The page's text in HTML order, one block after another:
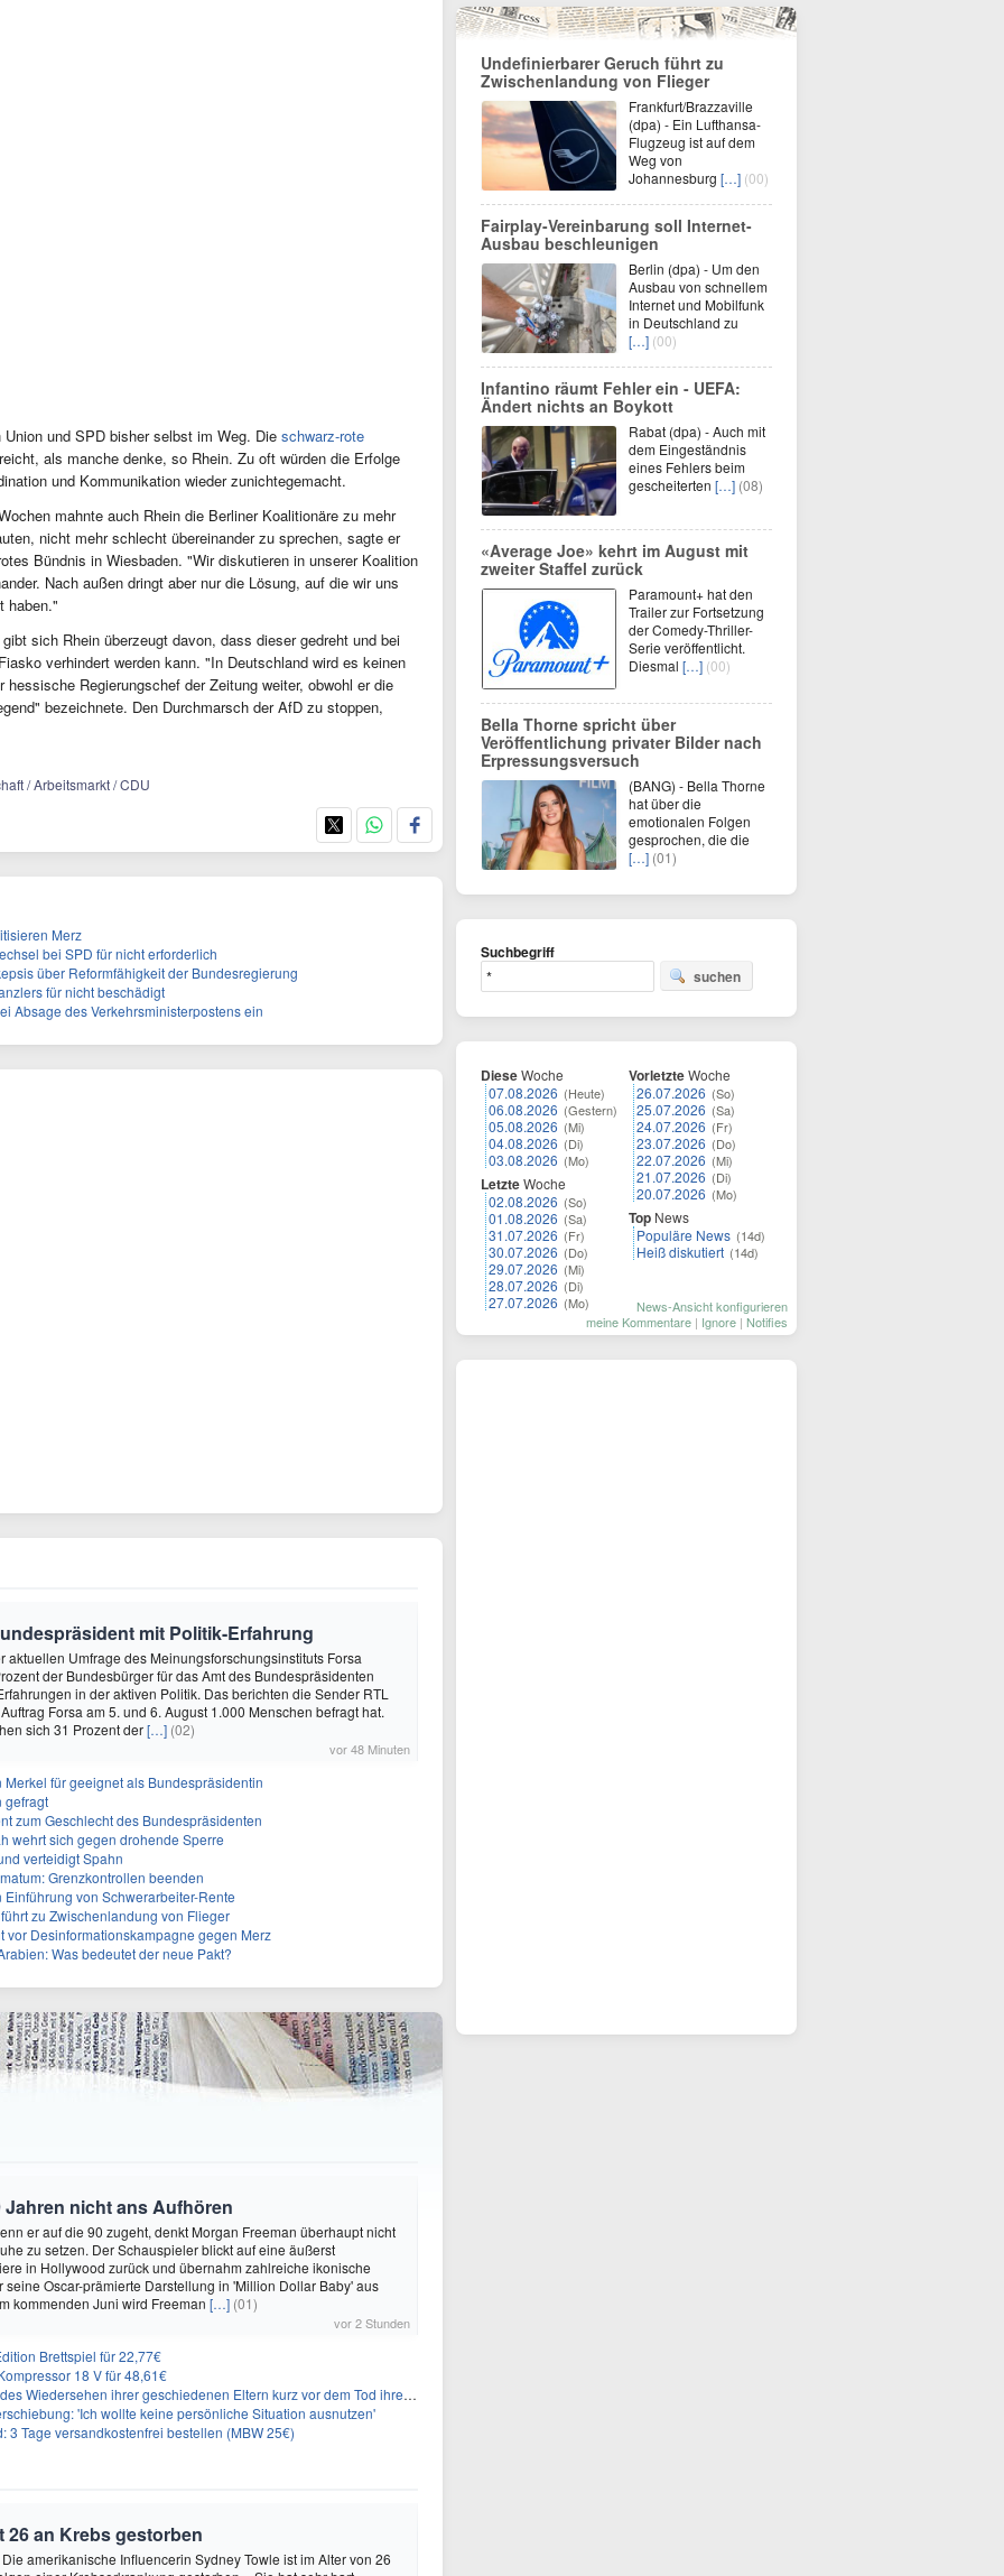
und SPD bisher selbst im Weg. Die schwarz-rote
als manche denke, so Rhein. Zu oft würden die Erfolge
und Kommunikation wieder zunichtegemacht.
mahnte auch Rhein die Berliner Koalitionäre zu mehr
nicht mehr schlecht übereinander zu sprechen, sagte er
Bündnis in Wiesbaden. "Wir diskutieren in unserer Koalition
Nach außen dringt aber nur die Lösung, auf die wir uns
haben."
sich Rhein überzeugt davon, dass dieser gedreht und bei
verhindert werden kann. "In Deutschland wird es keinen
Regierungschef der Zeitung weiter, obwohl er die
bezeichnete. Den Durchmarsch der AfD zu stoppen,
/ Arbeitsmarkt / CDU
Merz
bei SPD für nicht erforderlich
über Reformfähigkeit der Bundesregierung
für nicht beschädigt
Absage des Verkehrsministerpostens ein
mit Politik-Erfahrung
aktuellen Umfrage des Meinungsforschungsinstituts Forsa
der Bundesbürger für das Amt des Bundespräsidenten
in der aktiven Politik. Das berichten die Sender RTL
Forsa am 5. und 6. August 1.000 Menschen befragt hat.
sich 31 Prozent der[…] (02)
vor 48 Minuten
Merkel für geeignet als Bundespräsidentin
gefragt
zum Geschlecht des Bundespräsidenten
wehrt sich gegen drohende Sperre
verteidigt Spahn
Grenzkontrollen beenden
von Schwerarbeiter-Rente
zu Zwischenlandung von Flieger
vor Desinformationskampagne gegen Merz
Was bedeutet der neue Pakt?
Jahren nicht ans Aufhören
er auf die 90 zugeht, denkt Morgan Freeman überhaupt nicht
zu setzen. Der Schauspieler blickt auf eine äußerst
in Hollywood zurück und übernahm zahlreiche ikonische
seine Oscar-prämierte Darstellung in 'Million Dollar Baby' aus
kommenden Juni wird Freeman […] (01)
vor 2 Stunden
Brettspiel für 22,77€
18 V für 48,61€
Wiedersehen ihrer geschiedenen Eltern kurz vor dem Tod ihrer Mutter
'Ich wollte keine persönliche Situation ausnutzen'
3 Tage versandkostenfrei bestellen (MBW 25€)
26 an Krebs gestorben
amerikanische Influencerin Sydney Towle ist im Alter von 26
Undefinierbarer Geruch führt zu
Zwischenlandung von Flieger
Frankfurt/Brazzaville
(dpa) - Ein Lufthansa-
Flugzeug ist auf dem
Weg von
Johannesburg […] (00)
Fairplay-Vereinbarung soll Internet-
Ausbau beschleunigen
Berlin (dpa) - Um den
Ausbau von schnellem
Internet und Mobilfunk
in Deutschland zu
[…] (00)
Infantino räumt Fehler ein - UEFA:
Ändert nichts an Boykott
Rabat (dpa) - Auch mit
dem Eingeständnis
eines Fehlers beim
gescheiterten […] (08)
«Average Joe» kehrt im August mit
zweiter Staffel zurück
Paramount+ hat den
Trailer zur Fortsetzung
der Comedy-Thriller-
Serie veröffentlicht.
Diesmal […] (00)
Bella Thorne spricht über
Veröffentlichung privater Bilder nach
Erpressungsversuch
(BANG) - Bella Thorne
hat über die
emotionalen Folgen
gesprochen, die die
[…] (01)
Suchbegriff
suchen
DieseWoche
07.08.2026 (Heute)
06.08.2026 (Gestern)
05.08.2026 (Mi)
04.08.2026 (Di)
03.08.2026 (Mo)
LetzteWoche
02.08.2026 (So)
01.08.2026 (Sa)
31.07.2026 (Fr)
30.07.2026 (Do)
29.07.2026 (Mi)
28.07.2026 (Di)
27.07.2026 (Mo)
VorletzteWoche
26.07.2026 (So)
25.07.2026 (Sa)
24.07.2026 (Fr)
23.07.2026 (Do)
22.07.2026 (Mi)
21.07.2026 (Di)
20.07.2026 (Mo)
Top News
Populäre News (14d)
Heiß diskutiert (14d)
News-Ansicht konfigurieren
meine Kommentare | Ignore | Notifies